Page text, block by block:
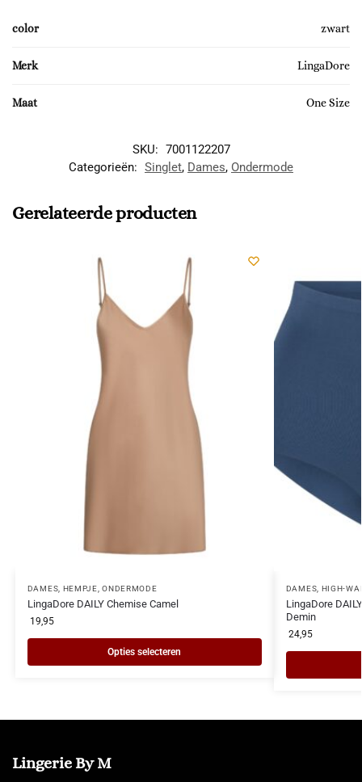
color zwart
Merk LingaDore
Maat One Size
SKU: 7001122207
Categorieën: Singlet, Dames, Ondermode
Gerelateerde producten
DAMES HEMPJE ,ONDERMODE
LingaDore DAILY Chemise Camel
19,95
Opties selecteren
DAMES HIGH-
LingaDore
Demin
24,95
Lingerie By M